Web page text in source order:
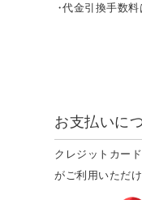
代金引換手数
お支払いに
クレジットカー
がご利用いただけ